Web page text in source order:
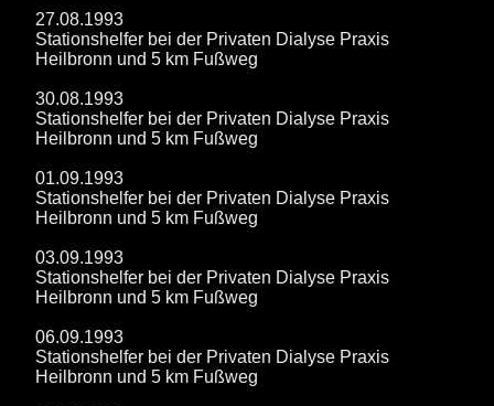
27.08.1993
Stationshelfer bei der Privaten Dialyse Praxis
Heilbronn und 5 km Fußweg
30.08.1993
Stationshelfer bei der Privaten Dialyse Praxis
Heilbronn und 5 km Fußweg
01.09.1993
Stationshelfer bei der Privaten Dialyse Praxis
Heilbronn und 5 km Fußweg
03.09.1993
Stationshelfer bei der Privaten Dialyse Praxis
Heilbronn und 5 km Fußweg
06.09.1993
Stationshelfer bei der Privaten Dialyse Praxis
Heilbronn und 5 km Fußweg